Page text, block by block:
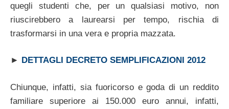
quegli studenti che, per un qualsiasi motivo, non
riuscirebbero a laurearsi per tempo, rischia di
trasformarsi in una vera e propria mazzata.
► DETTAGLI DECRETO SEMPLIFICAZIONI 2012
Chiunque, infatti, sia fuoricorso e goda di un reddito
familiare superiore ai 150.000 euro annui, infatti,